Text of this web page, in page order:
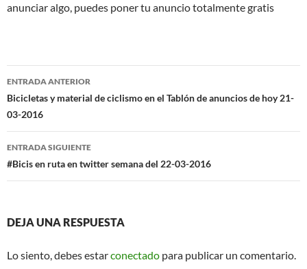
anunciar algo, puedes poner tu anuncio totalmente gratis
Navegación
de
entradas
ENTRADA ANTERIOR
Bicicletas y material de ciclismo en el Tablón de anuncios de hoy 21-
03-2016
ENTRADA SIGUIENTE
#Bicis en ruta en twitter semana del 22-03-2016
DEJA UNA RESPUESTA
Lo siento, debes estarconectado para publicar un comentario.